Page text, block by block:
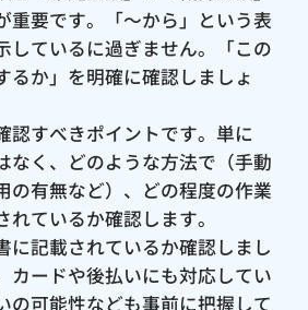
重要です。「〜から」という表
しているに過ぎません。「この
るか」を明確に確認しましょ
認すべきポイントです。単に
なく、どのような方法で（手動
の有無など）、どの程度の作業
ているか確認します。
に記載されているか確認しまし
カードや後払いにも対応してい
の可能性なども事前に把握して